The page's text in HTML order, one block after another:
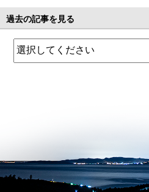
過去の記事を見る